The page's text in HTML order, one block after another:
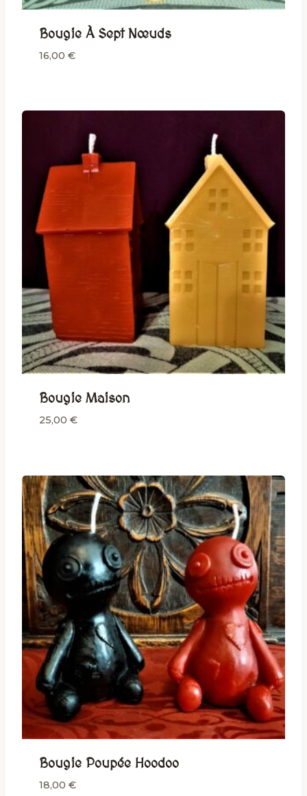
Bougie À Sept Nœuds
16,00 €
Bougie Maison
25,00 €
Bougie Poupée Hoodoo
18,00 €